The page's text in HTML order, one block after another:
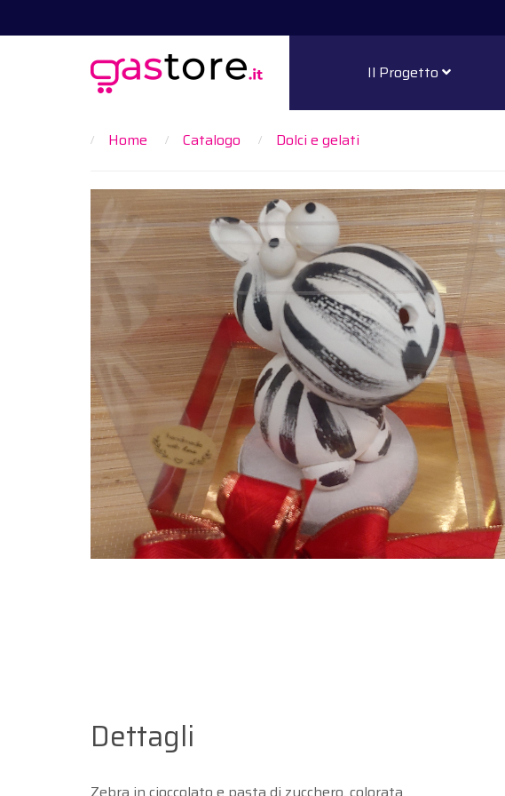
Il Progetto
Home Catalogo Dolci e gelati
Dettagli
Zebra in cioccolato e pasta di zucchero, colorata